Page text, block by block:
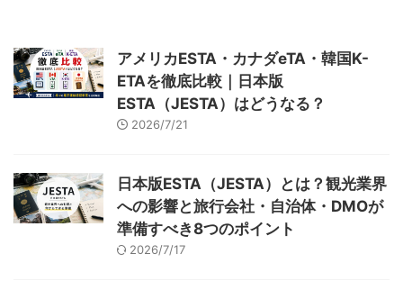
アメリカESTA・カナダeTA・韓国K-
ETAを徹底比較｜日本版
ESTA（JESTA）はどうなる？
2026/7/21
日本版ESTA（JESTA）とは？観光業界
への影響と旅行会社・自治体・DMOが
準備すべき8つのポイント
2026/7/17